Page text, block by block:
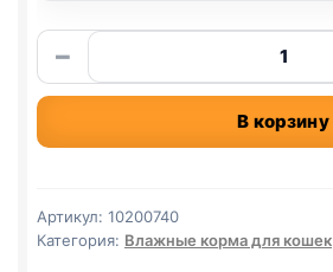
−
Количество
товара
Gourmet
ж/
(ГОВЯДИНА
И
В корзину
Артикул: 10200740
Категория: Влажные корма для кошек